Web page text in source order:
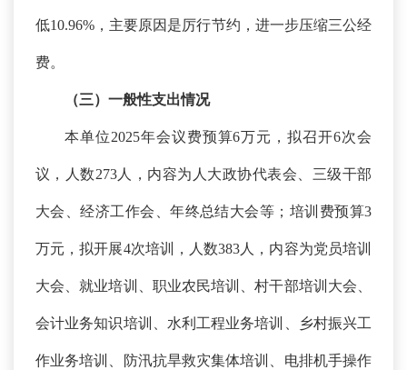
低10.96%，主要原因是厉行节约，进一步压缩三公经
费。
（三）一般性支出情况
本单位2025年会议费预算6万元，拟召开6次会
议，人数273人，内容为人大政协代表会、三级干部
大会、经济工作会、年终总结大会等；培训费预算3
万元，拟开展4次培训，人数383人，内容为党员培训
大会、 就业培训 职业农民培训 、村干部培训大会
会计业务知识培训 水利工程业务培训 、乡村振兴工
作业务培训、 防汛抗旱救灾集体培训 电排机手操作